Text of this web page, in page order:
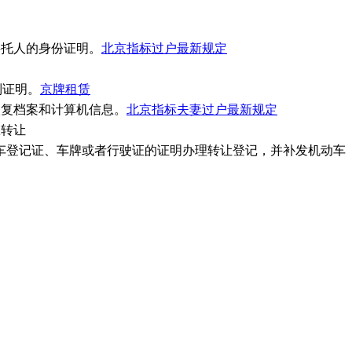
人的身份证明。 北京指标过户最新规定
明。 京牌租赁
档案和计算机信息。 北京指标夫妻过户最新规定
让
记证、车牌或者行驶证的证明办理转让登记，并补发机动车